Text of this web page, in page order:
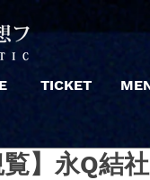
TICKET
】永Q結